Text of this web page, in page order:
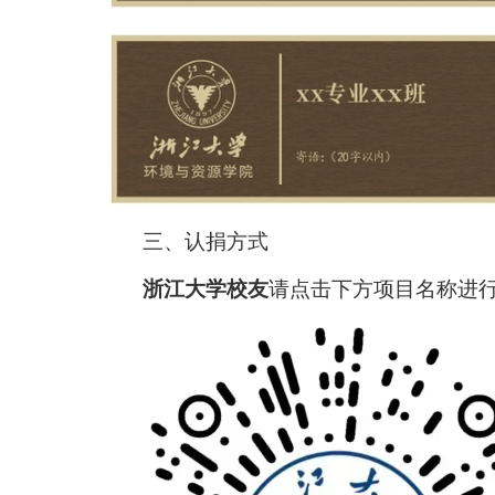
三、认捐方式
浙江大学校友请点击下方项目名称进